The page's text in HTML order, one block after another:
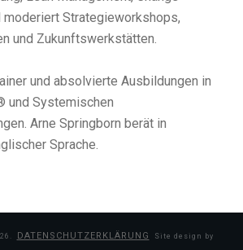
moderiert Strategieworkshops,
und Zukunftswerkstätten.
und absolvierte Ausbildungen in
und Systemischen
Arne Springborn berät in
Sprache.
. DATENSCHUTZERKLÄRUNG Site design by